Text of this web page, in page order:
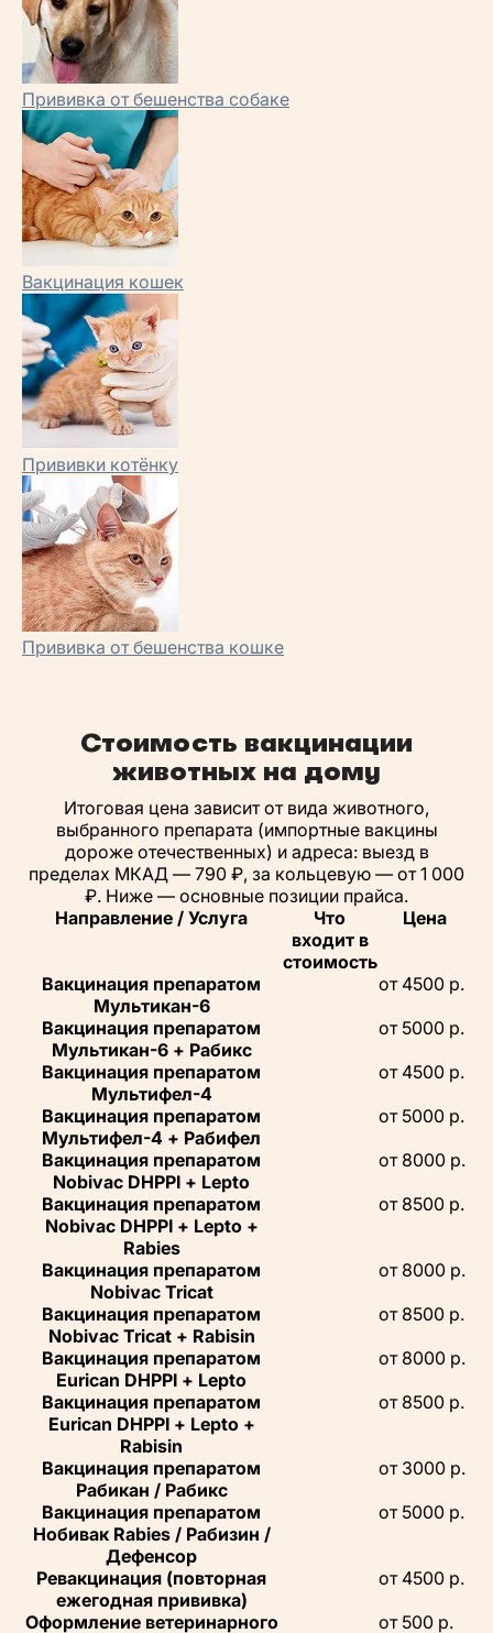
Прививка от бешенства собаке
Вакцинация кошек
Прививки котёнку
Прививка от бешенства кошке
Стоимость вакцинации
животных на дому
Итоговая цена зависит от вида животного,
выбранного препарата (импортные вакцины
дороже отечественных) и адреса: выезд в
пределах МКАД — 790 ₽, за кольцевую — от 1 000
₽. Ниже — основные позиции прайса.
Направление / Услуга
Что
входит в
стоимость
Цена
Вакцинация препаратом
Мультикан-6
от 4500 р.
Вакцинация препаратом
Мультикан-6 + Рабикс
от 5000 р.
Вакцинация препаратом
Мультифел-4
от 4500 р.
Вакцинация препаратом
Мультифел-4 + Рабифел
от 5000 р.
Вакцинация препаратом
Nobivac DHPPI + Lepto
от 8000 р.
Вакцинация препаратом
Nobivac DHPPI + Lepto +
Rabies
от 8500 р.
Вакцинация препаратом
Nobivac Tricat
от 8000 р.
Вакцинация препаратом
Nobivac Tricat + Rabisin
от 8500 р.
Вакцинация препаратом
Eurican DHPPI + Lepto
от 8000 р.
Вакцинация препаратом
Eurican DHPPI + Lepto +
Rabisin
от 8500 р.
Вакцинация препаратом
Рабикан / Рабикс
от 3000 р.
Вакцинация препаратом
Нобивак Rabies / Рабизин /
Дефенсор
от 5000 р.
Ревакцинация (повторная
ежегодная прививка)
от 4500 р.
Оформление ветеринарного
от 500 р.